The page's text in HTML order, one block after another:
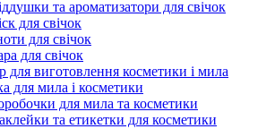
та ароматизатори для свічок
для свічок
для свічок
для свічок
для виготовлення косметики і мила
для мила і косметики
для мила та косметики
та етикетки для косметики